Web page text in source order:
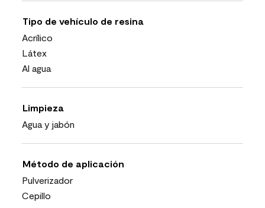
Tipo de vehículo de resina
Acrílico
Látex
Al agua
Limpieza
Agua y jabón
Método de aplicación
Pulverizador
Cepillo